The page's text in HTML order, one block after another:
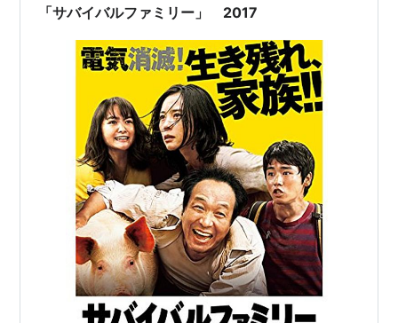
「サバイバルファミリー」 2017